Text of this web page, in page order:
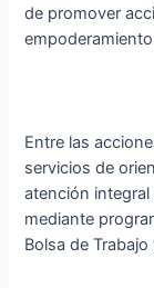
de promover
Entre las
servicios de
atención
mediante
Bolsa de